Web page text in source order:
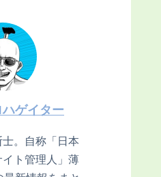
ゲイター
。自称「日本
ト管理人」薄